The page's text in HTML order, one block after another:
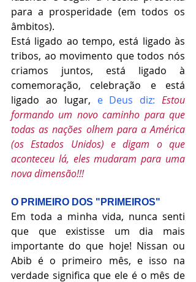
para a prosperidade (em todos os
âmbitos).
Está ligado ao tempo, está ligado às
tribos, ao movimento que todos nós
criamos juntos, está ligado à
comemoração, celebração e está
ligado ao lugar, e Deus diz: Estou
formando um novo caminho para que
todas as nações olhem para a América
(os Estados Unidos) e digam o que
aconteceu lá, eles mudaram para uma
nova dimensão!!!
O PRIMEIRO DOS "PRIMEIROS"
Em toda a minha vida, nunca senti
que que existisse um dia mais
importante do que hoje! Nissan ou
Abib é o primeiro mês, e isso na